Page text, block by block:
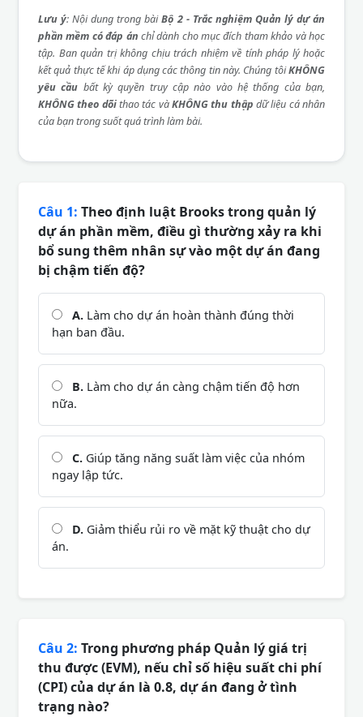
Lưu ý: Nội dung trong bàiBộ 2 - Trắc nghiệm Quản lý dự án
phần mềm có đáp án chỉ dành cho mục đích tham khảo và học
tập. Ban quản trị không chịu trách nhiệm về tính pháp lý hoặc
kết quả thực tế khi áp dụng các thông tin này. Chúng tôiKHÔNG
yêu cầu bất kỳ quyền truy cập nào vào hệ thống của bạn,
KHÔNG theo dõithao tác vàKHÔNG thu thập dữ liệu cá nhân
của bạn trong suốt quá trình làm bài.
Câu 1: Theo định luật Brooks trong quản lý
dự án phần mềm, điều gì thường xảy ra khi
bổ sung thêm nhân sự vào một dự án đang
bị chậm tiến độ?
A. Làm cho dự án hoàn thành đúng thời
hạn ban đầu.
B. Làm cho dự án càng chậm tiến độ hơn
nữa.
C. Giúp tăng năng suất làm việc của nhóm
ngay lập tức.
D. Giảm thiểu rủi ro về mặt kỹ thuật cho dự
án.
Câu 2: Trong phương pháp Quản lý giá trị
thu được (EVM), nếu chỉ số hiệu suất chi phí
(CPI) của dự án là 0.8, dự án đang ở tình
trạng nào?